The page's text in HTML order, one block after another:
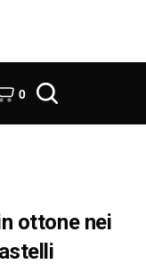
0
ottone nei